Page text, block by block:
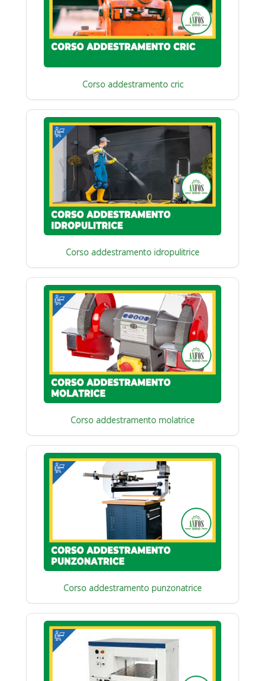
Corso addestramento cric
Corso addestramento idropulitrice
Corso addestramento molatrice
Corso addestramento punzonatrice